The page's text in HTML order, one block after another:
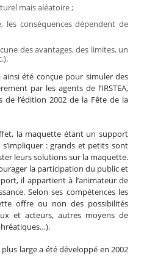
mais aléatoire ;
les conséquences dépendent de
des avantages, des limites, un
été conçue pour simuler des
par les agents de l’IRSTEA,
l’édition 2002 de la Fête de la
la maquette étant un support
: grands et petits sont
leurs solutions sur la maquette.
la participation du public et
il appartient à l’animateur de
Selon ses compétences les
offre ou non des possibilités
et acteurs, autres moyens de
large a été développé en 2002